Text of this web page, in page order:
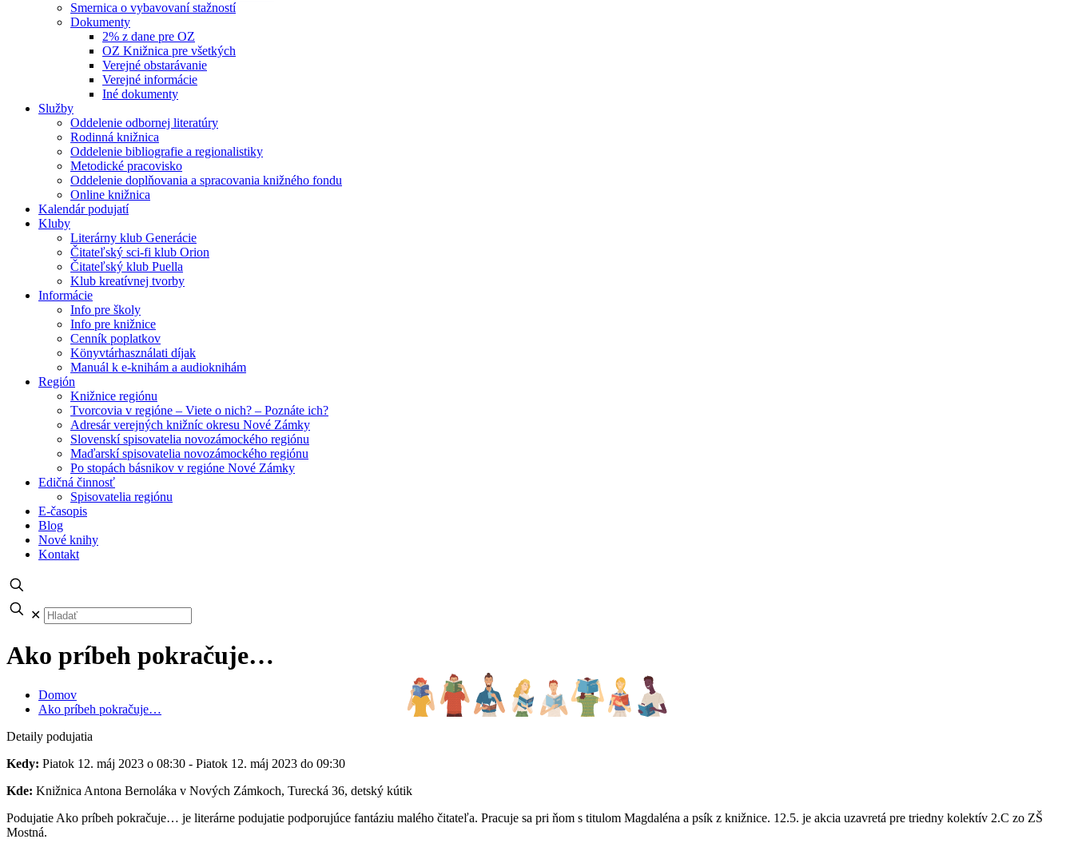
Smernica o vybavovaní stažností
Dokumenty
2% z dane pre OZ
OZ Knižnica pre všetkých
Verejné obstarávanie
Verejné informácie
Iné dokumenty
Služby
Oddelenie odbornej literatúry
Rodinná knižnica
Oddelenie bibliografie a regionalistiky
Metodické pracovisko
Oddelenie doplňovania a spracovania knižného fondu
Online knižnica
Kalendár podujatí
Kluby
Literárny klub Generácie
Čitateľský sci-fi klub Orion
Čitateľský klub Puella
Klub kreatívnej tvorby
Informácie
Info pre školy
Info pre knižnice
Cenník poplatkov
Könyvtárhasználati díjak
Manuál k e-knihám a audioknihám
Región
Knižnice regiónu
Tvorcovia v regióne – Viete o nich? – Poznáte ich?
Adresár verejných knižníc okresu Nové Zámky
Slovenskí spisovatelia novozámockého regiónu
Maďarskí spisovatelia novozámockého regiónu
Po stopách básnikov v regióne Nové Zámky
Edičná činnosť
Spisovatelia regiónu
E-časopis
Blog
Nové knihy
Kontakt
✕
Ako príbeh pokračuje…
Domov
Ako príbeh pokračuje…
Detaily podujatia
Kedy: Piatok 12. máj 2023 o 08:30 - Piatok 12. máj 2023 do 09:30
Kde: Knižnica Antona Bernoláka v Nových Zámkoch, Turecká 36, detský kútik
Podujatie Ako príbeh pokračuje… je literárne podujatie podporujúce fantáziu malého čitateľa. Pracuje sa pri ňom s titulom Magdaléna a psík z knižnice. 12.5. je akcia uzavretá pre triedny kolektív 2.C zo ZŠ
Mostná.